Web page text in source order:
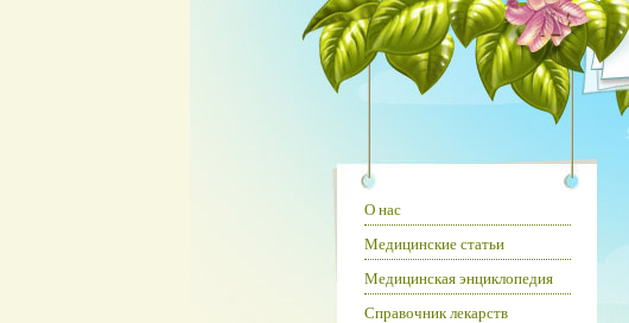
О нас
Медицинские статьи
Медицинская энциклопедия
Справочник лекарств